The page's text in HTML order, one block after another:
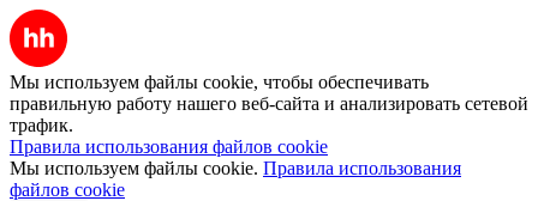
Мы используем файлы cookie, чтобы обеспечивать
правильную работу нашего веб-сайта и анализировать сетевой
трафик.
Правила использования файлов cookie
Мы используем файлы cookie. Правила использования
файлов cookie